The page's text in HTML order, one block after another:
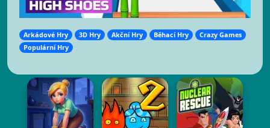
Arkádové Hry 3D Hry Akční Hry Běhací Hry
Crazy Games
Populární Hry